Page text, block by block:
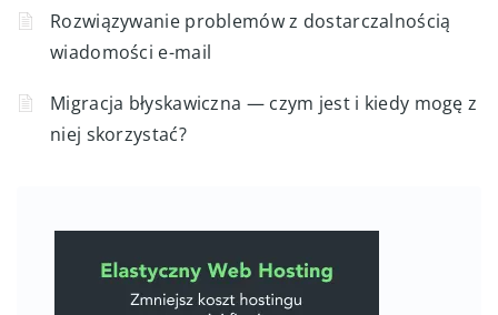
Rozwiązywanie problemów z dostarczalnością
wiadomości e-mail
Migracja błyskawiczna — czym jest i kiedy mogę z
niej skorzystać?